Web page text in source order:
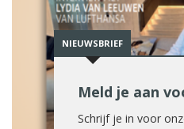
NIEUWSBRIEF
Meld je aan
Schrijf je in voor